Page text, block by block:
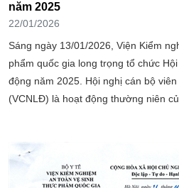
năm 2025
22/01/2026
Sáng ngày 13/01/2026, Viện Kiểm
phẩm quốc gia long trọng tổ chức
động năm 2025. Hội nghị cán bộ
(VCNLĐ) là hoạt động thường niên